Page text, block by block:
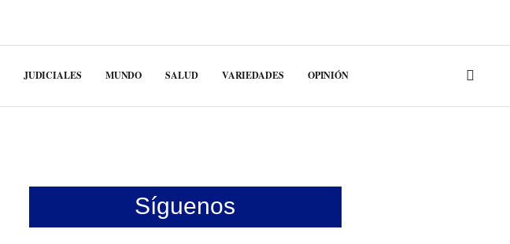
JUDICIALES MUNDO SALUD VARIEDADES OPINIÓN
Síguenos